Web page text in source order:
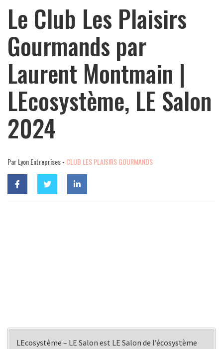
Le Club Les Plaisirs
Gourmands par
Laurent Montmain |
LEcosystème, LE Salon
2024
Par Lyon Entreprises - CLUB LES PLAISIRS GOURMANDS
LEcosystème – LE Salon est LE Salon de l’écosystème